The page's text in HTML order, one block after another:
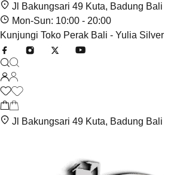
Jl Bakungsari 49 Kuta, Badung Bali
Mon-Sun: 10:00 - 20:00
Kunjungi Toko Perak Bali - Yulia Silver
Jl Bakungsari 49 Kuta, Badung Bali